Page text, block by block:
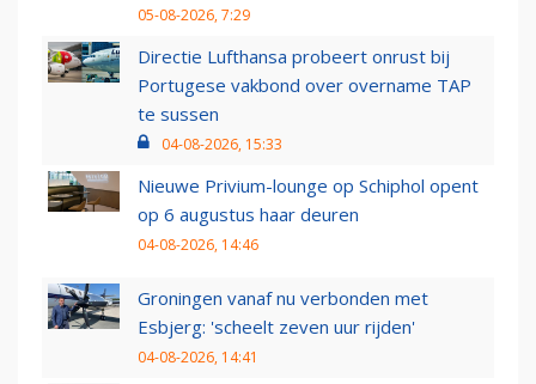
05-08-2026, 7:29
Directie Lufthansa probeert onrust bij
Portugese vakbond over overname TAP
te sussen
04-08-2026, 15:33
Nieuwe Privium-lounge op Schiphol opent
op 6 augustus haar deuren
04-08-2026, 14:46
Groningen vanaf nu verbonden met
Esbjerg: 'scheelt zeven uur rijden'
04-08-2026, 14:41